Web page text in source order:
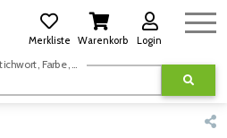
Merkliste Warenkorb Login
Suchen nach Kategorie, Name, Stichwort, Farbe, usw.